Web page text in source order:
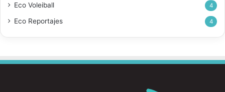
Eco Voleiball 4
Eco Reportajes 4